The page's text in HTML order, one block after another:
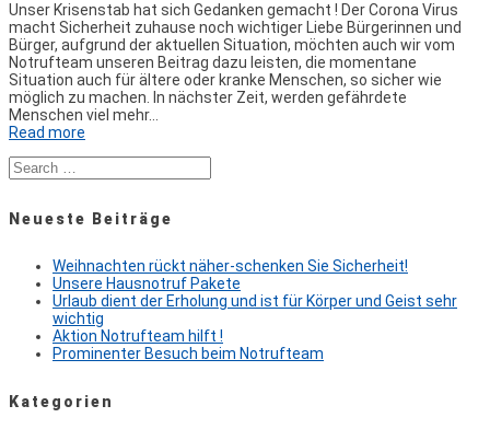
Unser Krisenstab hat sich Gedanken gemacht ! Der Corona Virus
macht Sicherheit zuhause noch wichtiger Liebe Bürgerinnen und
Bürger, aufgrund der aktuellen Situation, möchten auch wir vom
Notrufteam unseren Beitrag dazu leisten, die momentane
Situation auch für ältere oder kranke Menschen, so sicher wie
möglich zu machen. In nächster Zeit, werden gefährdete
Menschen viel mehr…
Read more
Search
for:
Neueste Beiträge
Weihnachten rückt näher-schenken Sie Sicherheit!
Unsere Hausnotruf Pakete
Urlaub dient der Erholung und ist für Körper und Geist sehr
wichtig
Aktion Notrufteam hilft !
Prominenter Besuch beim Notrufteam
Kategorien